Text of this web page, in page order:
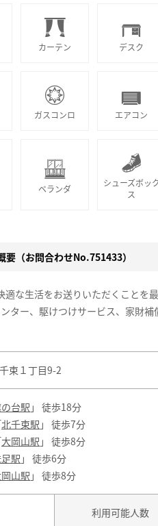
カーテン デスク
ガスコンロ エアコン
ベランダ
シューズボッ
ス
要（お問合わせNo.751433）
な生活をお送りいただくことを
ター、駆けつけサービス、家財
束１丁目9-2
台駅 」 徒歩18分
北千束駅 」 徒歩7分
大岡山駅 」 徒歩8分
駅 」 徒歩6分
山駅 」 徒歩8分
利用可能人数